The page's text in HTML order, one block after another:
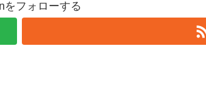
をフォローする